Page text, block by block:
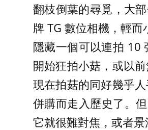
翻枝倒葉的尋覓，大
牌 TG 數位相機，輕
隱藏一個可以連拍 10
開始狂拍小菇，或以
現在拍菇的同好幾乎
併購而走入歷史了。
它就很難對焦，或者景